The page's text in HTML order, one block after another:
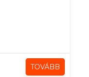
TOVÁBB